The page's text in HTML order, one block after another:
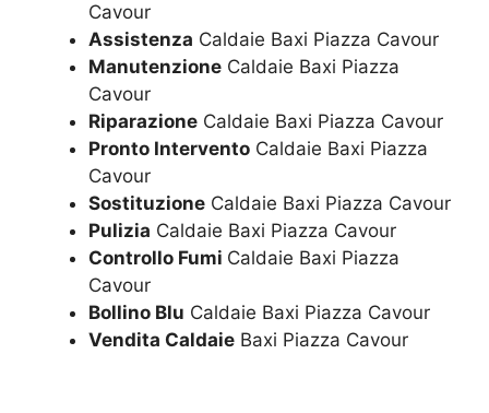
Cavour
Assistenza Caldaie Baxi Piazza Cavour
Manutenzione Caldaie Baxi Piazza
Cavour
Riparazione Caldaie Baxi Piazza Cavour
Pronto Intervento Caldaie Baxi Piazza
Cavour
Sostituzione Caldaie Baxi Piazza Cavour
Pulizia Caldaie Baxi Piazza Cavour
Controllo Fumi Caldaie Baxi Piazza
Cavour
Bollino Blu Caldaie Baxi Piazza Cavour
Vendita Caldaie Baxi Piazza Cavour